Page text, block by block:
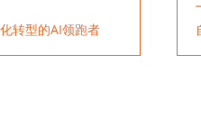
转型的AI领跑者